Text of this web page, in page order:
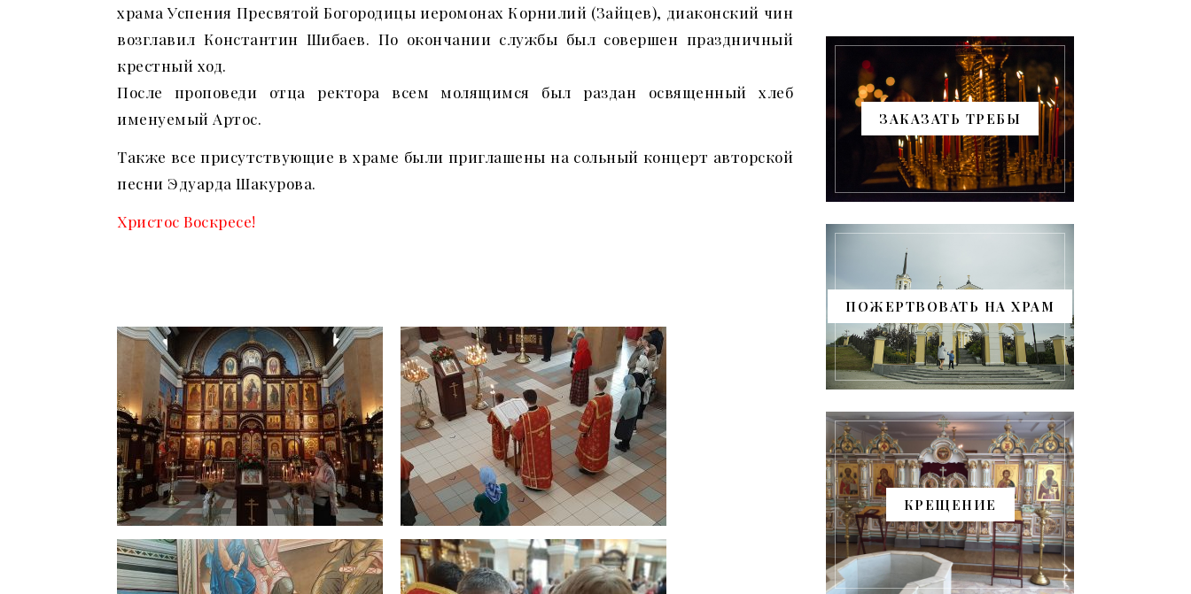
храма Успения Пресвятой Богородицы иеромонах Корнилий (Зайцев), диаконский чин
возглавил Константин Шибаев. По окончании службы был совершен праздничный
крестный ход.
После проповеди отца ректора всем молящимся был раздан освященный хлеб
именуемый Артос.
Также все присутствующие в храме были приглашены на сольный концерт авторской
песни Эдуарда Шакурова.
Христос Воскресе!
ЗАКАЗАТЬ ТРЕБЫ
ПОЖЕРТВОВАТЬ НА ХРАМ
КРЕЩЕНИЕ